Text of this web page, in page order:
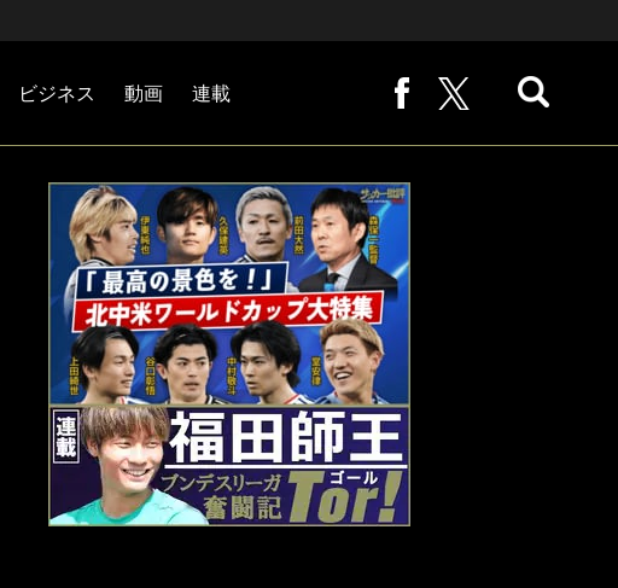
ビジネス 動画 連載